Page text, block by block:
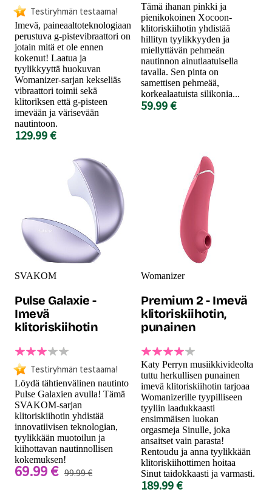
Testiryhmän testaama!
Imevä, paineaaltoteknologiaan
perustuva g-pistevibraattori on
jotain mitä et ole ennen
kokenut! Laatua ja
tyylikkyyttä huokuvan
Womanizer-sarjan kekseliäs
vibraattori toimii sekä
klitoriksen että g-pisteen
imevään ja värisevään
nautintoon.
129.99 €
Tämä ihanan pinkki ja
pienikokoinen Xocoon-
klitoriskiihotin yhdistää
hillityn tyylikkyyden ja
miellyttävän pehmeän
nautinnon ainutlaatuisella
tavalla. Sen pinta on
samettisen pehmeää,
korkealaatuista silikonia...
59.99 €
SVAKOM
Pulse Galaxie -
Imevä
klitoriskiihotin
Testiryhmän testaama!
Löydä tähtienvälinen nautinto
Pulse Galaxien avulla! Tämä
SVAKOM-sarjan
klitoriskiihotin yhdistää
innovatiivisen teknologian,
tyylikkään muotoilun ja
kiihottavan nautinnollisen
kokemuksen!
69.99 € 99.99 €
Womanizer
Premium 2 - Imevä
klitoriskiihotin,
punainen
Katy Perryn musiikkivideolta
tuttu herkullisen punainen
imevä klitoriskiihotin tarjoaa
Womanizerille tyypilliseen
tyyliin laadukkaasti
ensimmäisen luokan
orgasmeja Sinulle, joka
ansaitset vain parasta!
Rentoudu ja anna tyylikkään
klitoriskiihottimen hoitaa
Sinut taidokkaasti ja varmasti.
189.99 €